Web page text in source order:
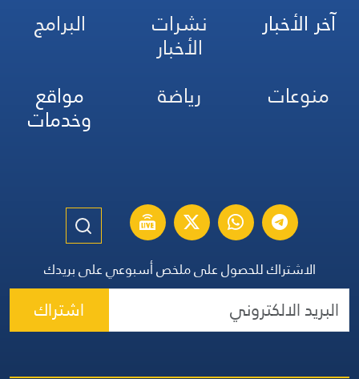
آخر الأخبار نشرات
الأخبار
البرامج
منوعات
رياضة مواقع
وخدمات
الاشتراك للحصول على ملخص أسبوعي على بريدك
اشتراك